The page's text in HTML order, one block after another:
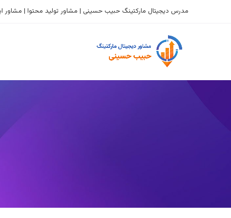
مدرس دیجیتال مارکتینگ حبیب حسینی | مشاور تولید محتوا | مشاور